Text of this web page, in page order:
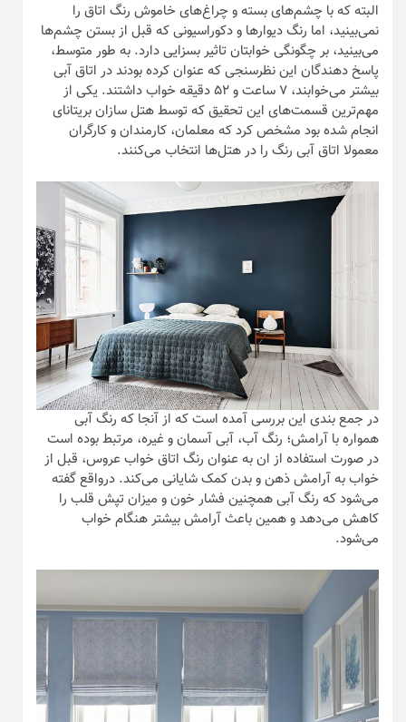
البته که با چشم‌های بسته و چراغ‌های خاموش رنگ اتاق را
نمی‌بینید، اما رنگ دیوار‌ها و دکوراسیونی که قبل از بستن چشم‌ها
می‌بینید، بر چگونگی خوابتان تاثیر بسزایی دارد. به طور متوسط،
پاسخ دهندگان این نظرسنجی که عنوان کرده بودند در اتاق آبی
بیشتر می‌خوابند، ۷ ساعت و ۵۲ دقیقه خواب داشتند. یکی از
مهم‌ترین قسمت‌های این تحقیق که توسط هتل سازان بریتانای
انجام شده بود مشخص کرد که معلمان، کارمندان و کارگران
معمولا اتاق آبی رنگ را در هتل‌ها انتخاب می‌کنند.
در جمع بندی این بررسی آمده است که از آنجا که رنگ آبی
همواره با آرامش؛ رنگ آب، آبی آسمان و غیره، مرتبط بوده است
در صورت استفاده از ان به عنوان رنگ اتاق خواب عروس، قبل از
خواب به آرامش ذهن و بدن کمک شایانی می‌کند. درواقع گفته
می‌شود که رنگ آبی همچنین فشار خون و میزان تپش قلب را
کاهش می‌دهد و همین باعث آرامش بیشتر هنگام خواب
می‌شود.